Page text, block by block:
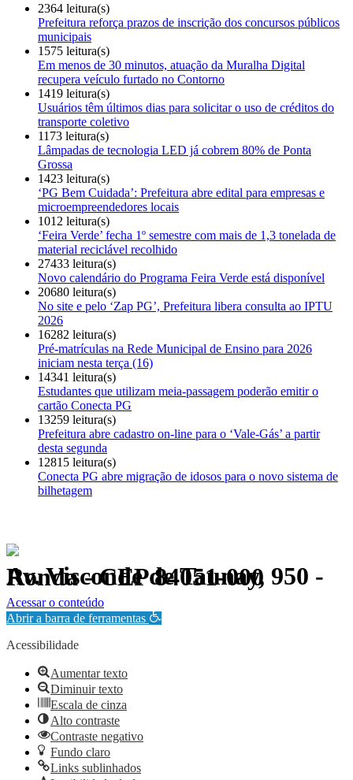
2364 leitura(s)
Prefeitura reforça prazos de inscrição dos concursos públicos
municipais
1575 leitura(s)
Em menos de 30 minutos, atuação da Muralha Digital
recupera veículo furtado no Contorno
1419 leitura(s)
Usuários têm últimos dias para solicitar o uso de créditos do
transporte coletivo
1173 leitura(s)
Lâmpadas de tecnologia LED já cobrem 80% de Ponta
Grossa
1423 leitura(s)
‘PG Bem Cuidada’: Prefeitura abre edital para empresas e
microempreendedores locais
1012 leitura(s)
‘Feira Verde’ fecha 1º semestre com mais de 1,3 tonelada de
material reciclável recolhido
27433 leitura(s)
Novo calendário do Programa Feira Verde está disponível
20680 leitura(s)
No site e pelo ‘Zap PG’, Prefeitura libera consulta ao IPTU
2026
16282 leitura(s)
Pré-matrículas na Rede Municipal de Ensino para 2026
iniciam nesta terça (16)
14341 leitura(s)
Estudantes que utilizam meia-passagem poderão emitir o
cartão Conecta PG
13259 leitura(s)
Prefeitura abre cadastro on-line para o ‘Vale-Gás’ a partir
desta segunda
12815 leitura(s)
Conecta PG abre migração de idosos para o novo sistema de
bilhetagem
Av. Visconde de Taunay, 950 - Ronda - CEP 84051-000
Política de Privacidade.
Acessar o conteúdo
Abrir a barra de ferramentas
Acessibilidade
Aumentar texto
Diminuir texto
Escala de cinza
Alto contraste
Contraste negativo
Fundo claro
Links sublinhados